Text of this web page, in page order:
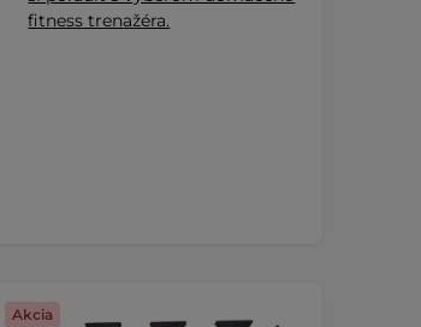
fitness trenažéra.
Akcia